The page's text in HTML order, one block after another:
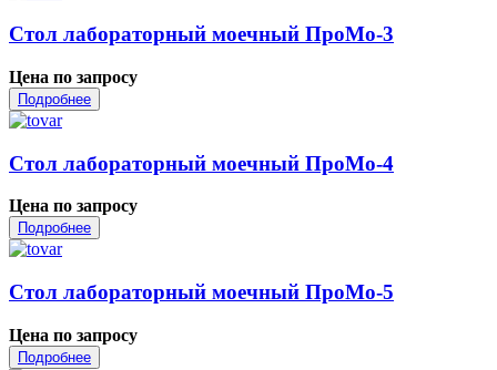
Стол лабораторный моечный ПроМо-3
Цена по запросу
Подробнее
Стол лабораторный моечный ПроМо-4
Цена по запросу
Подробнее
Стол лабораторный моечный ПроМо-5
Цена по запросу
Подробнее